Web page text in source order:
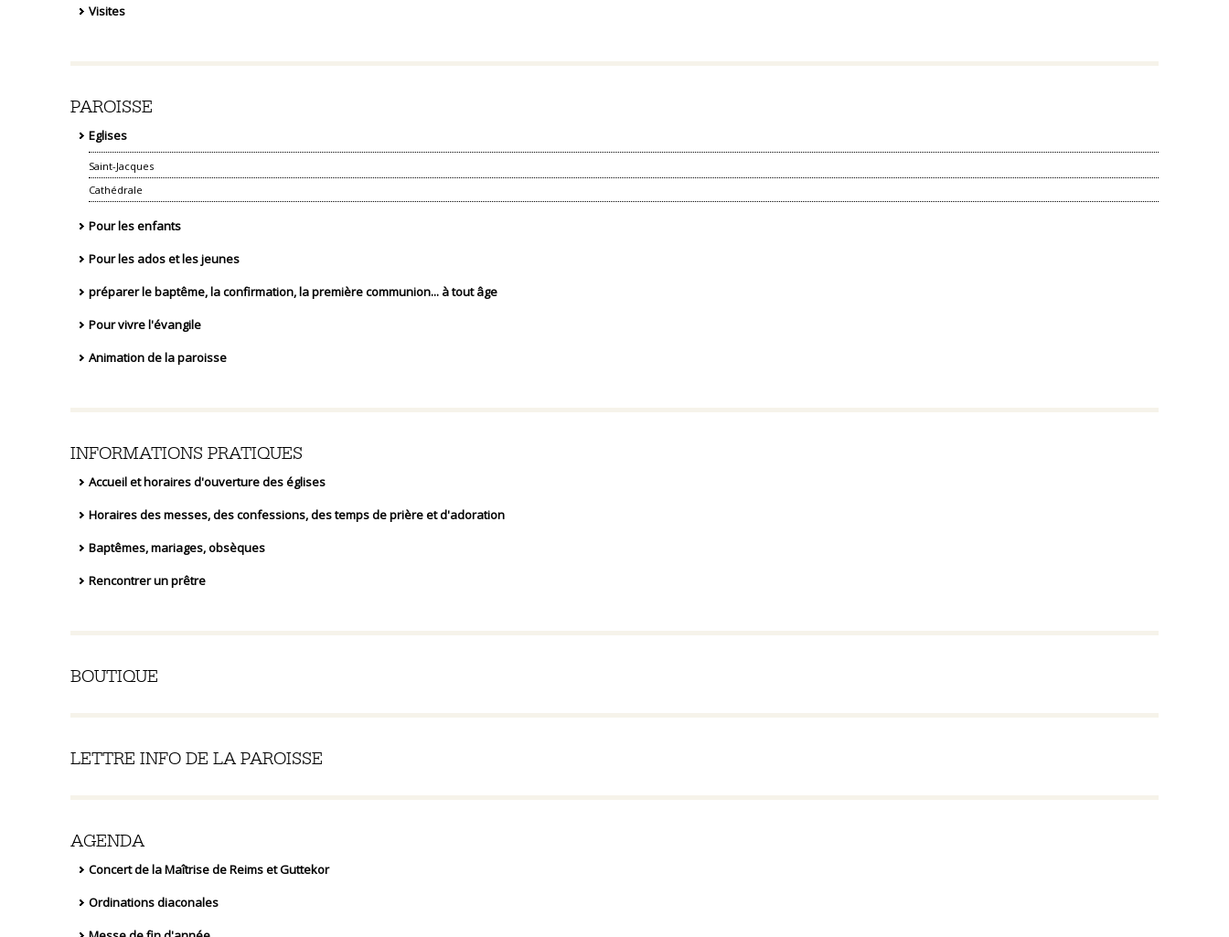
Visites
PAROISSE
Eglises
Saint-Jacques
Cathédrale
Pour les enfants
Pour les ados et les jeunes
préparer le baptême, la confirmation, la première communion... à tout âge
Pour vivre l'évangile
Animation de la paroisse
INFORMATIONS PRATIQUES
Accueil et horaires d'ouverture des églises
Horaires des messes, des confessions, des temps de prière et d'adoration
Baptêmes, mariages, obsèques
Rencontrer un prêtre
BOUTIQUE
LETTRE INFO DE LA PAROISSE
AGENDA
Concert de la Maîtrise de Reims et Guttekor
Ordinations diaconales